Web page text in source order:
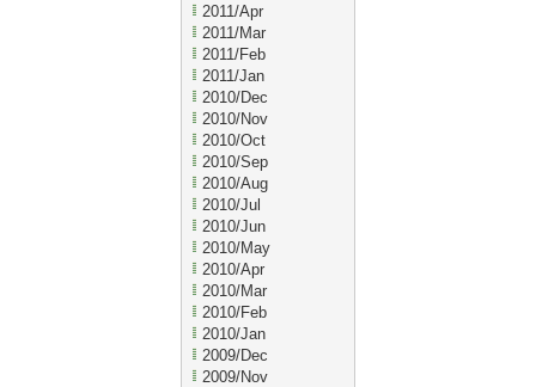
2011/Apr
2011/Mar
2011/Feb
2011/Jan
2010/Dec
2010/Nov
2010/Oct
2010/Sep
2010/Aug
2010/Jul
2010/Jun
2010/May
2010/Apr
2010/Mar
2010/Feb
2010/Jan
2009/Dec
2009/Nov